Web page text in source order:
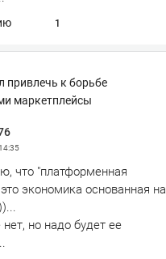
1
привлечь к борьбе
маркетплейсы
что "платформенная
экономика основанная на
но надо будет ее